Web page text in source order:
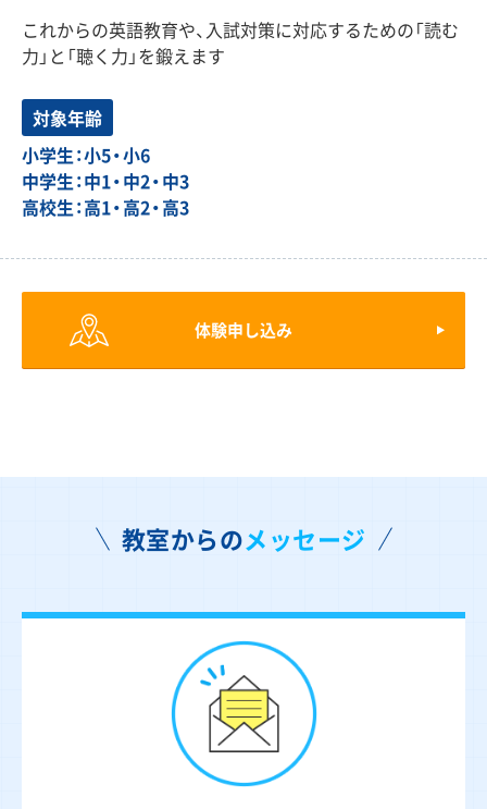
これからの英語教育や、入試対策に対応するための「読む
力」と「聴く力」を鍛えます
対象年齢
小学生：小5・小6
中学生：中1・中2・中3
高校生：高1・高2・高3
体験申し込み
教室からのメッセージ